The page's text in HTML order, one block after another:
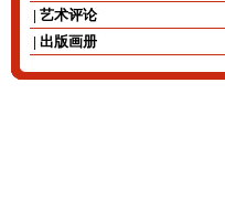
| 艺术评论
| 出版画册